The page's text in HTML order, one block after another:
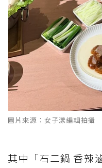
圖片來源：女子漾編輯拍攝
其中「石二鍋 香辣